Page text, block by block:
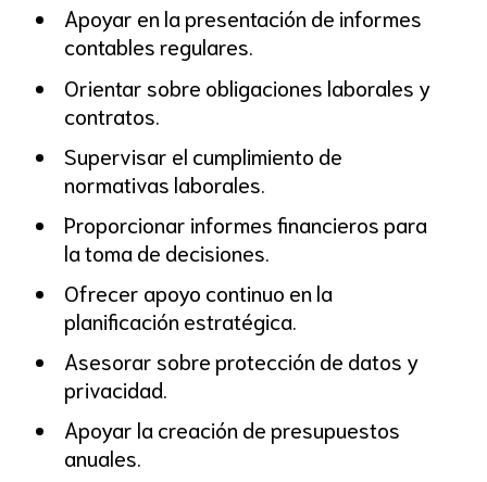
Apoyar en la presentación de informes
contables regulares.
Orientar sobre obligaciones laborales y
contratos.
Supervisar el cumplimiento de
normativas laborales.
Proporcionar informes financieros para
la toma de decisiones.
Ofrecer apoyo continuo en la
planificación estratégica.
Asesorar sobre protección de datos y
privacidad.
Apoyar la creación de presupuestos
anuales.